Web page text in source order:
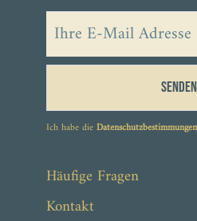
Senden
Ich habe dieDatenschutzbestimmungen
Häufige Fragen
Kontakt